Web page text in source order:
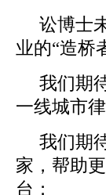
讼博士
业的“造桥
我们期
一线城市
我们期
家，帮助
台；